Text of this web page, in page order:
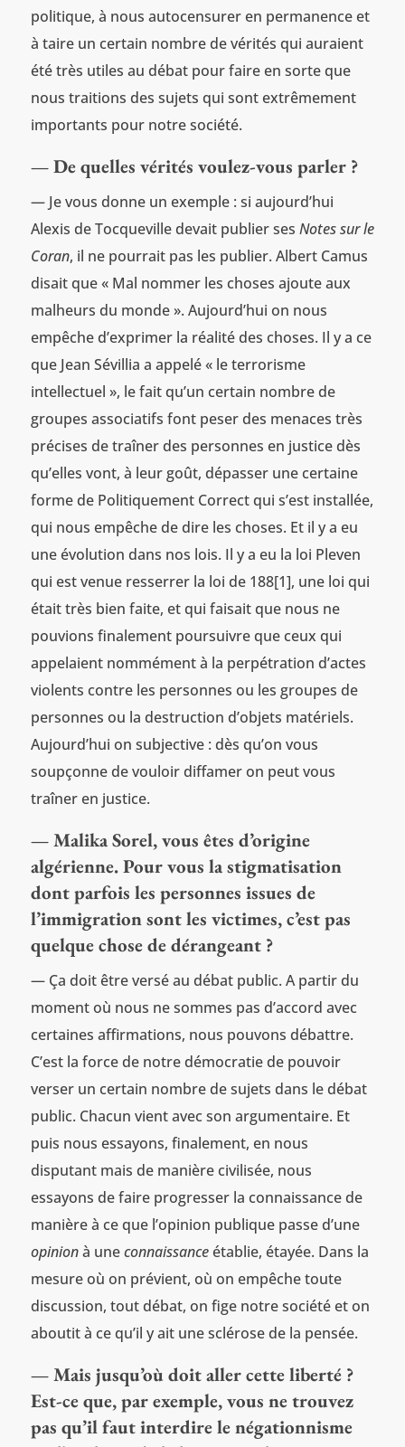
politique, à nous autocensurer en permanence et
à taire un certain nombre de vérités qui auraient
été très utiles au débat pour faire en sorte que
nous traitions des sujets qui sont extrêmement
importants pour notre société.
— De quelles vérités voulez-vous parler ?
— Je vous donne un exemple : si aujourd’hui
Alexis de Tocqueville devait publier ses Notes sur le
Coran, il ne pourrait pas les publier. Albert Camus
disait que « Mal nommer les choses ajoute aux
malheurs du monde ». Aujourd’hui on nous
empêche d’exprimer la réalité des choses. Il y a ce
que Jean Sévillia a appelé « le terrorisme
intellectuel », le fait qu’un certain nombre de
groupes associatifs font peser des menaces très
précises de traîner des personnes en justice dès
qu’elles vont, à leur goût, dépasser une certaine
forme de Politiquement Correct qui s’est installée,
qui nous empêche de dire les choses. Et il y a eu
une évolution dans nos lois. Il y a eu la loi Pleven
qui est venue resserrer la loi de 188[1], une loi qui
était très bien faite, et qui faisait que nous ne
pouvions finalement poursuivre que ceux qui
appelaient nommément à la perpétration d’actes
violents contre les personnes ou les groupes de
personnes ou la destruction d’objets matériels.
Aujourd’hui on subjective : dès qu’on vous
soupçonne de vouloir diffamer on peut vous
traîner en justice.
— Malika Sorel, vous êtes d’origine
algérienne. Pour vous la stigmatisation
dont parfois les personnes issues de
l’immigration sont les victimes, c’est pas
quelque chose de dérangeant ?
— Ça doit être versé au débat public. A partir du
moment où nous ne sommes pas d’accord avec
certaines affirmations, nous pouvons débattre.
C’est la force de notre démocratie de pouvoir
verser un certain nombre de sujets dans le débat
public. Chacun vient avec son argumentaire. Et
puis nous essayons, finalement, en nous
disputant mais de manière civilisée, nous
essayons de faire progresser la connaissance de
manière à ce que l’opinion publique passe d’une
opinionà uneconnaissanceétablie, étayée. Dans la
mesure où on prévient, où on empêche toute
discussion, tout débat, on fige notre société et on
aboutit à ce qu’il y ait une sclérose de la pensée.
— Mais jusqu’où doit aller cette liberté ?
Est-ce que, par exemple, vous ne trouvez
pas qu’il faut interdire le négationnisme